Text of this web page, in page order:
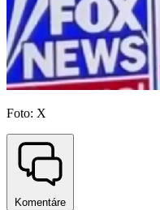
Foto: X
Komentáre